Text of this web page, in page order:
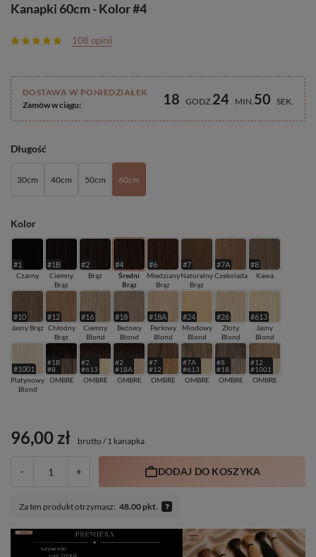
Kanapki 60cm - Kolor #4
108 opinii
Długość
30cm 40cm 50cm 60cm
Kolor
#1
Czarny
#1B
Ciemny
Brąz
#2
Brąz
#4
Średni
Brąz
#6
Miedziany
Brąz
#7
Naturalny
Brąz
#7A
Czekolada
#8
Kawa
#10
Jasny Brąz
#12
Chłodny
Brąz
#16
Ciemny
Blond
#18
Beżowy
Blond
#18A
Perłowy
Blond
#24
Miodowy
Blond
#26
Złoty
Blond
#613
Jasny
Blond
#1001
Platynowy
Blond
#1B
#8
OMBRE
#2
#613
OMBRE
#2
#18A
OMBRE
#7
#12
OMBRE
#7A
#613
OMBRE
#8
#18
OMBRE
#12
#1001
OMBRE
DOSTAWA W PONIEDZIAŁEK
Zamów w ciągu:
18 GODZ24 MIN49 SEK
96,00 zł brutto /1 kanapka
- + DODAJ DO KOSZYKA
Za ten produkt otrzymasz: 48.00 pkt.